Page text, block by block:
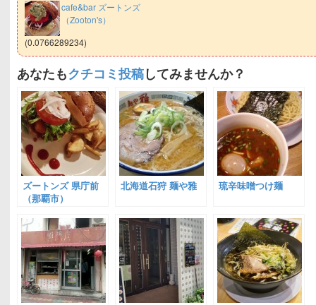
cafe&bar ズートンズ
（Zooton's）
(0.0766289234)
あなたもクチコミ投稿してみませんか？
ズートンズ 県庁前
（那覇市）
北海道石狩 麺や雅 琉辛味噌つけ麺